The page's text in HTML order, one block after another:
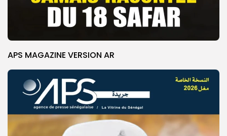
APS MAGAZINE VERSION AR